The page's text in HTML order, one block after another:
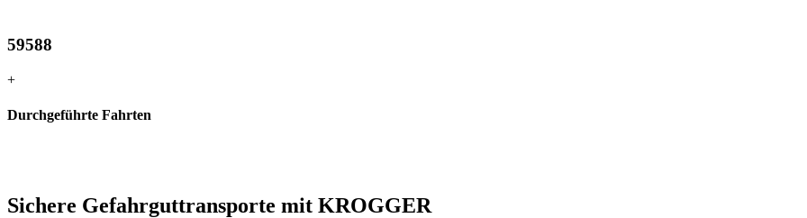
59588
+
Durchgeführte Fahrten
Sichere Gefahrguttransporte mit KROGGER